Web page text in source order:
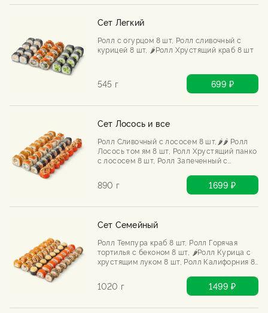
Сет Легкий
Ролл с огурцом 8 шт, Ролл сливочный с
курицей 8 шт, 🌶️Ролл Хрустящий краб 8 шт
545 г 699 ₽
Сет Лосось и все
Ролл Сливочный с лососем 8 шт,🌶️🌶️ Ролл
Лосось том ям 8 шт, Ролл Хрустящий панко
с лососем 8 шт, Ролл Запеченный с
890 г 1699 ₽
Сет Семейный
Ролл Темпура краб 8 шт, Ролл Горячая
тортилья с беконом 8 шт, 🌶️Ролл Курица с
хрустящим луком 8 шт, Ролл Калифорния 8
1020 г 1499 ₽